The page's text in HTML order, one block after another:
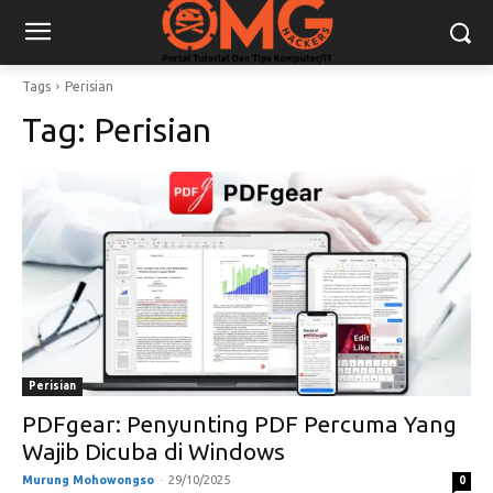
Tags Perisian
Tag: Perisian
Perisian
PDFgear: Penyunting PDF Percuma Yang
Wajib Dicuba di Windows
Murung Mohowongso - 29/10/2025 0